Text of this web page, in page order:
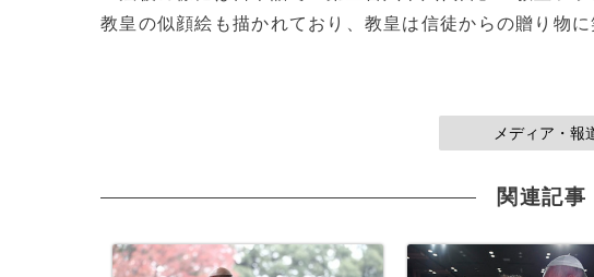
教皇の似顔絵も描かれており、教皇は信徒からの贈り物
メディア・報
関連記事